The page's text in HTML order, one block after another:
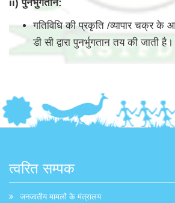
ii) पुनर्भुगतान:
गतिविधि की प्रकृति /व्यापार चक्र के
डी सी द्वारा पुनर्भुगतान तय की जाती है।
त्वरित सम्पक
जनजातीय मामलों के मंत्रालय